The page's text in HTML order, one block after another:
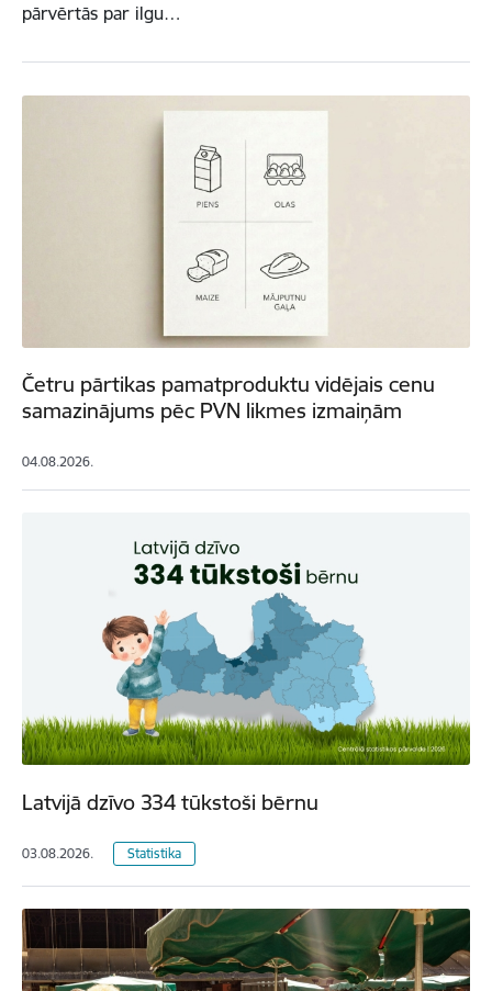
pārvērtās par ilgu…
Četru pārtikas pamatproduktu vidējais cenu
samazinājums pēc PVN likmes izmaiņām
04.08.2026.
Latvijā dzīvo 334 tūkstoši bērnu
03.08.2026. Statistika